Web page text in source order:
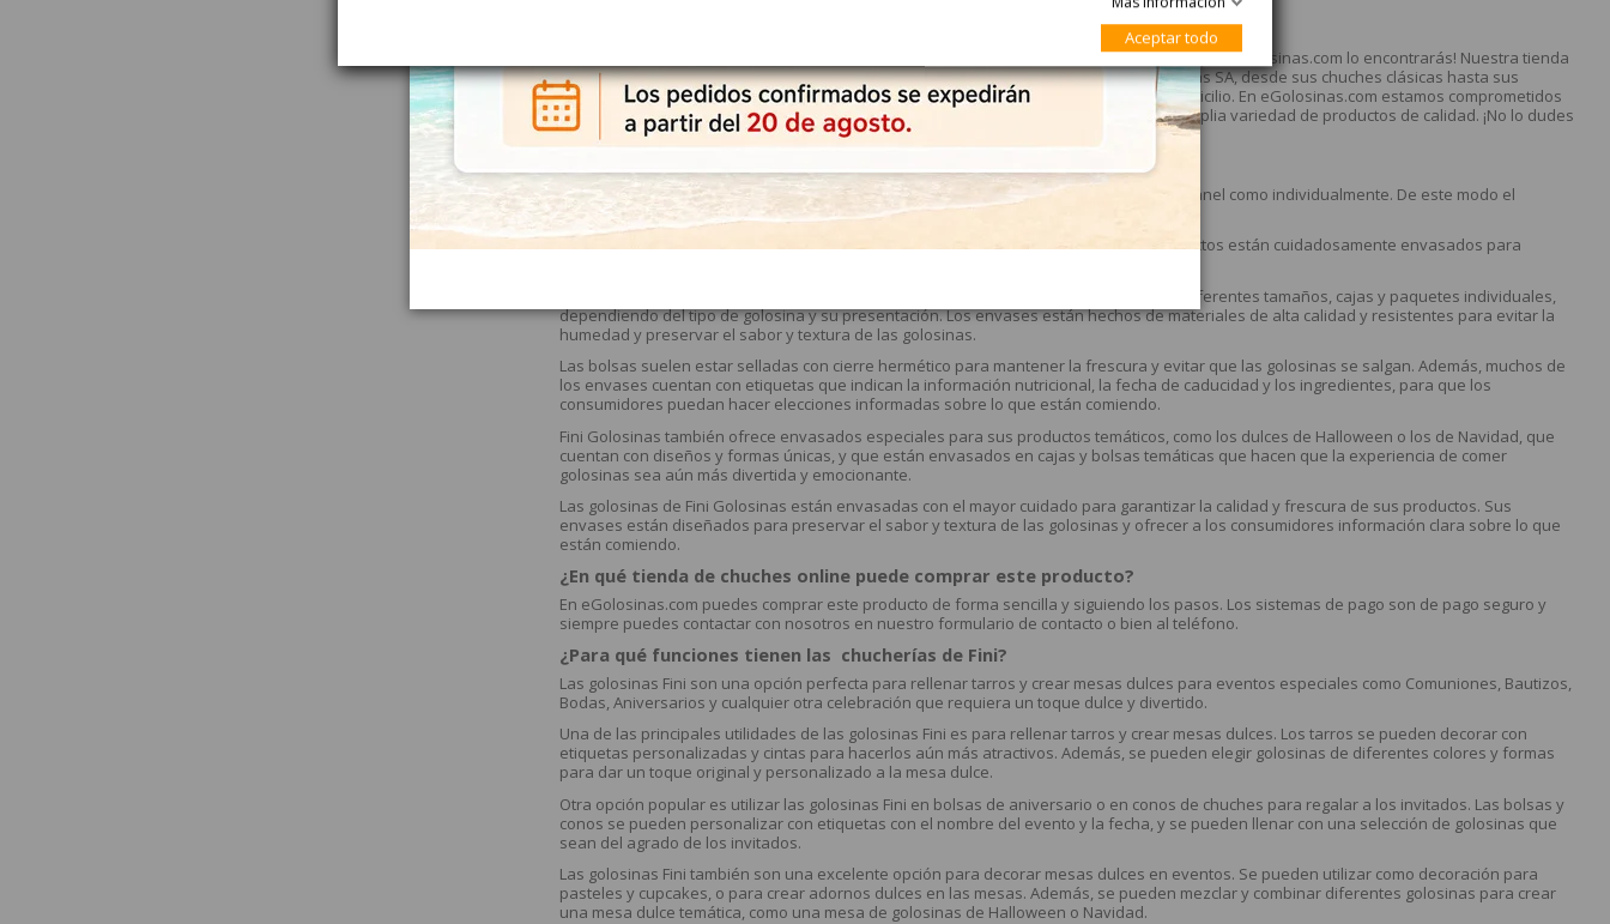
¿Buscas una gran variedad de productos de Fini Golosinas SA al mejor precio y calidad? ¡En eGolosinas.com lo encontrarás! Nuestra tienda
online te ofrece la posibilidad de comprar todo el catálogo de productos de Fini Golosinas SA, desde sus chuches clásicas hasta sus
diseños temáticos más innovadores, y todo ello con la comodidad de recibirlo en tu domicilio. En eGolosinas.com estamos comprometidos
en ofrecerte la mejor experiencia de compra, con un proceso sencillo y seguro y una amplia variedad de productos de calidad. ¡No lo dudes
más y compra tus golosinas favoritas de Fini Golosinas SA en eGolosinas.com!
Todos los productos vienen envasados directos de fábrica tanto si el envasado es a granel como individualmente. De este modo el
producto se conserva tierno y fresco durante meses sin problemas de secarse.
Fini Golosinas es una de las marcas líderes en el mercado de las golosinas y sus productos están cuidadosamente envasados para
Las golosinas de Fini se envasan en una variedad de formatos, incluyendo bolsas de diferentes tamaños, cajas y paquetes individuales,
dependiendo del tipo de golosina y su presentación. Los envases están hechos de materiales de alta calidad y resistentes para evitar la
humedad y preservar el sabor y textura de las golosinas.
Las bolsas suelen estar selladas con cierre hermético para mantener la frescura y evitar que las golosinas se salgan. Además, muchos de
los envases cuentan con etiquetas que indican la información nutricional, la fecha de caducidad y los ingredientes, para que los
consumidores puedan hacer elecciones informadas sobre lo que están comiendo.
Fini Golosinas también ofrece envasados especiales para sus productos temáticos, como los dulces de Halloween o los de Navidad, que
cuentan con diseños y formas únicas, y que están envasados en cajas y bolsas temáticas que hacen que la experiencia de comer
golosinas sea aún más divertida y emocionante.
Las golosinas de Fini Golosinas están envasadas con el mayor cuidado para garantizar la calidad y frescura de sus productos. Sus
envases están diseñados para preservar el sabor y textura de las golosinas y ofrecer a los consumidores información clara sobre lo que
están comiendo.
¿En qué tienda de chuches online puede comprar este producto?
En eGolosinas.com puedes comprar este producto de forma sencilla y siguiendo los pasos. Los sistemas de pago son de pago seguro y
siempre puedes contactar con nosotros en nuestro formulario de contacto o bien al teléfono.
¿Para qué funciones tienen las chucherías de Fini?
Las golosinas Fini son una opción perfecta para rellenar tarros y crear mesas dulces para eventos especiales como Comuniones, Bautizos,
Bodas, Aniversarios y cualquier otra celebración que requiera un toque dulce y divertido.
Una de las principales utilidades de las golosinas Fini es para rellenar tarros y crear mesas dulces. Los tarros se pueden decorar con
etiquetas personalizadas y cintas para hacerlos aún más atractivos. Además, se pueden elegir golosinas de diferentes colores y formas
para dar un toque original y personalizado a la mesa dulce.
Otra opción popular es utilizar las golosinas Fini en bolsas de aniversario o en conos de chuches para regalar a los invitados. Las bolsas y
conos se pueden personalizar con etiquetas con el nombre del evento y la fecha, y se pueden llenar con una selección de golosinas que
sean del agrado de los invitados.
Las golosinas Fini también son una excelente opción para decorar mesas dulces en eventos. Se pueden utilizar como decoración para
pasteles y cupcakes, o para crear adornos dulces en las mesas. Además, se pueden mezclar y combinar diferentes golosinas para crear
una mesa dulce temática, como una mesa de golosinas de Halloween o Navidad.
Aceptar todo